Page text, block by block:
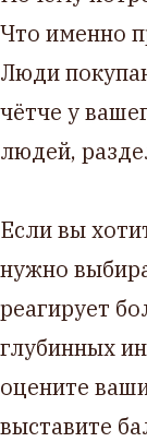
Что именно
Люди
чётче у
людей,
Если вы
нужно
реагирует
глубинных
оцените
выставите